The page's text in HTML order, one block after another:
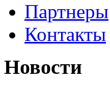
Партнеры
Контакты
Новости